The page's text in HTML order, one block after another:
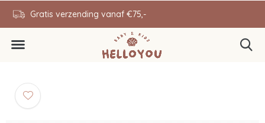
Gratis verzending vanaf €75,-